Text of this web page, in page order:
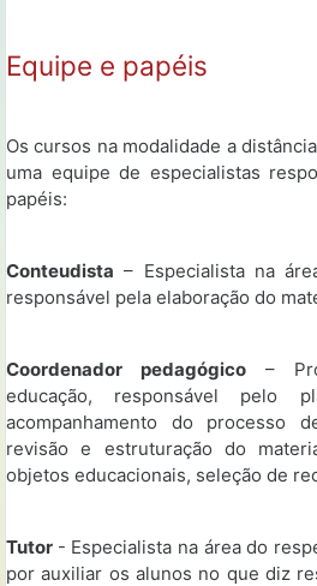
Equipe e papéis
Os cursos na modalidade a
uma equipe de especialistas
papéis:
Conteudista – Especialista na
responsável pela elaboração do
Coordenador pedagógico –
educação, responsável pelo
acompanhamento do processo
revisão e estruturação do
objetos educacionais, seleção de
Tutor - Especialista na área do
por auxiliar os alunos no que diz